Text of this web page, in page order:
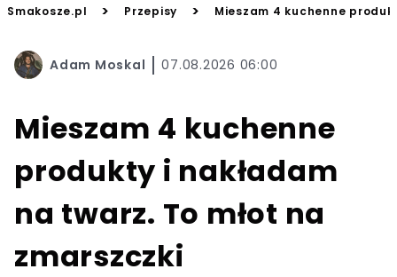
Smakosze.pl > Przepisy > Mieszam 4 kuchenne
Adam Moskal 07.08.2026 06:00
Mieszam 4 kuchenne
produkty i nakładam
na twarz. To młot na
zmarszczki